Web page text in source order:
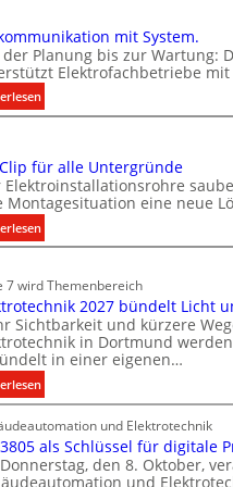
t
i
n
I
m
o
i
l
i
e
w
i
r
t
r
k
o
n
i
i
o
n
m
t
S
y
s
mit System.
der Planung bis zur Wartung:
Elektrofachbetriebe
:
T
k
o
m
m
n
i
k
a
t
i
o
n
m
i
für alle Untergründe
Elektroinstallationsrohre
Montagesituation eine neue
:
E
n
C
l
i
p
f
r
a
l
7 wird Themenbereich
2027 bündelt Licht
Sichtbarkeit und kürzere
in Dortmund
in einer eigenen…
:
E
l
e
k
und Elektrotechnik
als Schlüssel für digitale
den 8. Oktober,
und